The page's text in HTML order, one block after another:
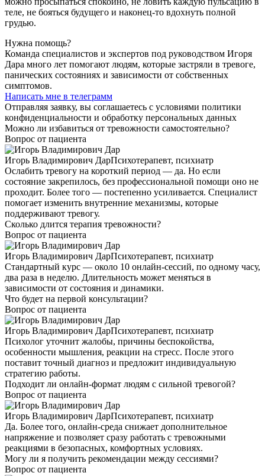
теле, не бояться будущего и наконец-то вдохнуть полной
грудью.
Нужна помощь?
Команда специалистов и экспертов под руководством Игоря
Дара много лет помогают людям, которые застряли в тревоге,
панических состояниях и зависимости от собственных
симптомов.
Написать мне в телеграмм
Отправляя заявку, вы соглашаетесь с условиями политики
конфиденциальности и обработку персональных данных
Можно ли избавиться от тревожности самостоятельно?
Вопрос от пациента
Игорь Владимирович ДарПсихотерапевт, психиатр
Ослабить тревогу на короткий период — да. Но если
состояние закрепилось, без профессиональной помощи оно не
проходит. Более того — постепенно усиливается. Специалист
помогает изменить внутренние механизмы, которые
поддерживают тревогу.
Сколько длится терапия тревожности?
Вопрос от пациента
Игорь Владимирович ДарПсихотерапевт, психиатр
Стандартный курс — около 10 онлайн-сессий, по одному часу,
два раза в неделю. Длительность может меняться в
зависимости от состояния и динамики.
Что будет на первой консультации?
Вопрос от пациента
Игорь Владимирович ДарПсихотерапевт, психиатр
Психолог уточнит жалобы, причины беспокойства,
особенности мышления, реакции на стресс. После этого
поставит точный диагноз и предложит индивидуальную
стратегию работы.
Подходит ли онлайн-формат людям с сильной тревогой?
Вопрос от пациента
Игорь Владимирович ДарПсихотерапевт, психиатр
Да. Более того, онлайн-среда снижает дополнительное
напряжение и позволяет сразу работать с тревожными
реакциями в безопасных, комфортных условиях.
Могу ли я получить рекомендации между сессиями?
Вопрос от пациента